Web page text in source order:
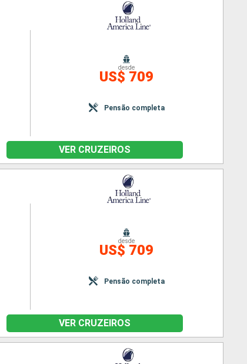
desde
US$ 709
Pensão completa
VER CRUZEIROS
desde
US$ 709
Pensão completa
VER CRUZEIROS